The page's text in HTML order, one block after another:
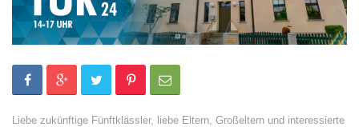
Liebe zukünftige Fünftklässler, liebe Eltern, Großeltern und interessierte